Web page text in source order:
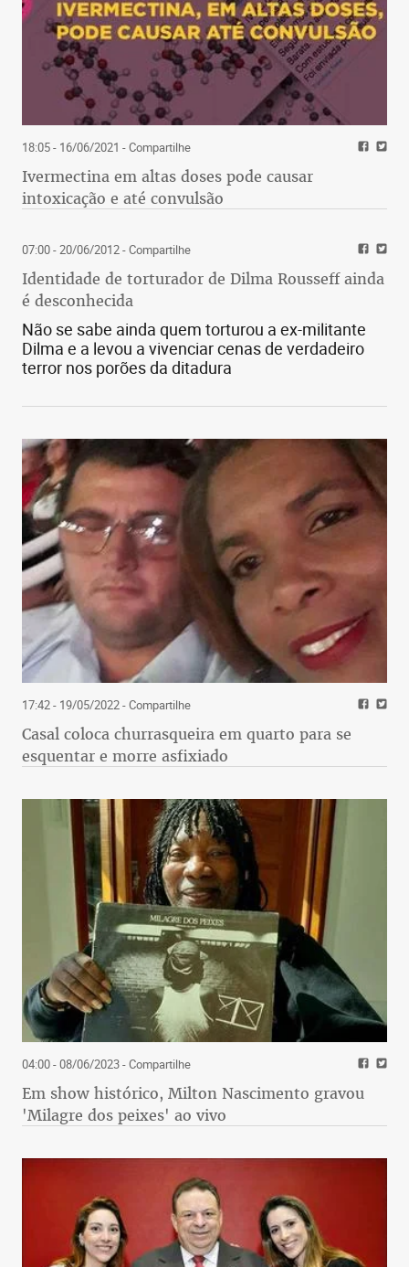
18:05 - 16/06/2021 - Compartilhe
Ivermectina em altas doses pode causar
intoxicação e até convulsão
07:00 - 20/06/2012- Compartilhe
Identidade de torturador de Dilma Rousseff ainda
é desconhecida
Não se sabe ainda quem torturou a ex-militante
Dilma e a levou a vivenciar cenas de verdadeiro
terror nos porões da ditadura
17:42 - 19/05/2022- Compartilhe
Casal coloca churrasqueira em quarto para se
esquentar e morre asfixiado
04:00 - 08/06/2023- Compartilhe
Em show histórico, Milton Nascimento gravou
'Milagre dos peixes' ao vivo